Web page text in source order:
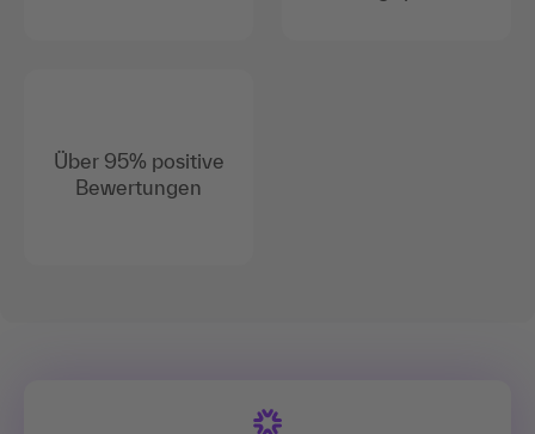
Über 95% positive
Bewertungen